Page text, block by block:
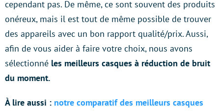
cependant pas. De même, ce sont souvent des produits
onéreux, mais il est tout de même possible de trouver
des appareils avec un bon rapport qualité/prix. Aussi,
afin de vous aider à faire votre choix, nous avons
sélectionné les meilleurs casques à réduction de bruit
du moment.
À lire aussi : notre comparatif des meilleurs casques